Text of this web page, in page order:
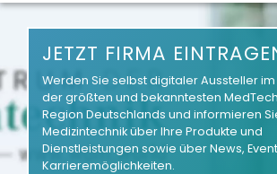
JETZT FIRMA
Werden Sie selbst digitaler Aussteller
der größten und bekanntesten
Region Deutschlands und informieren
Medizintechnik über Ihre Produkte und
Dienstleistungen sowie über News,
Karrieremöglichkeiten.